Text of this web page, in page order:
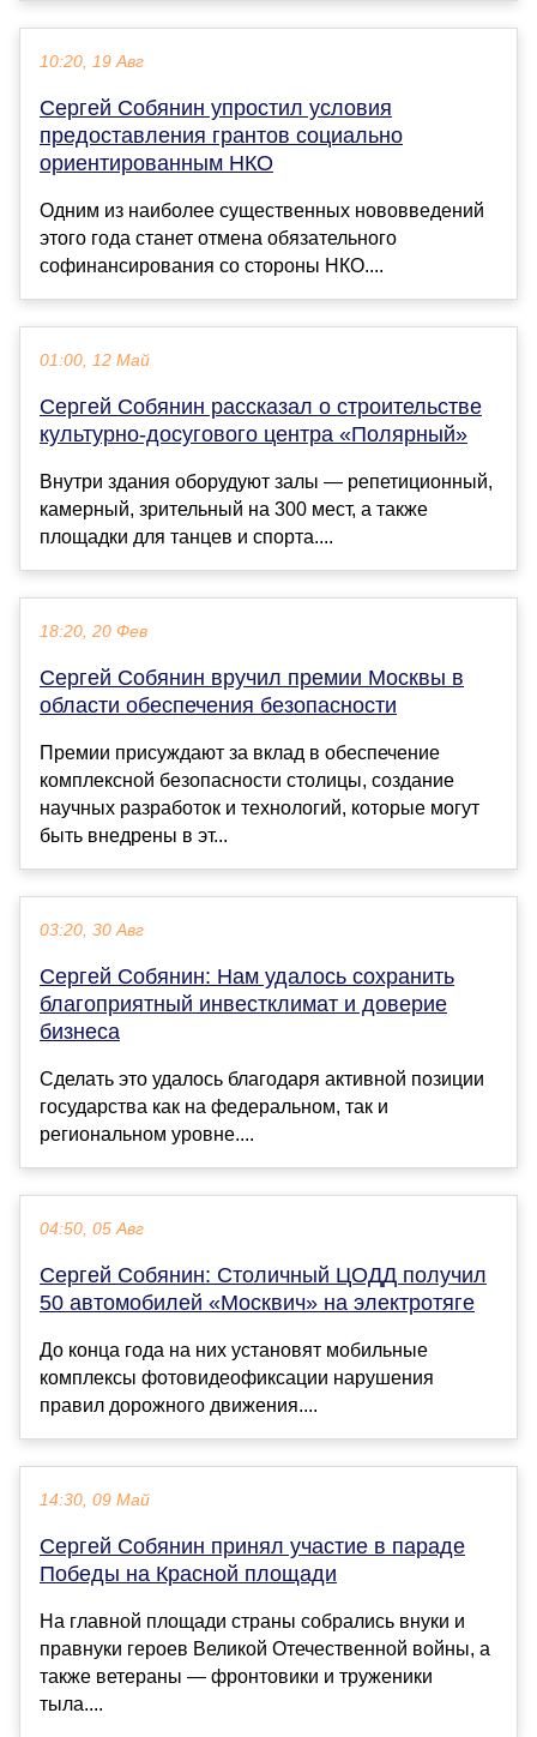
10:20, 19 Авг
Сергей Собянин упростил условия
предоставления грантов социально
ориентированным НКО
Одним из наиболее существенных нововведений
этого года станет отмена обязательного
софинансирования со стороны НКО....
01:00, 12 Май
Сергей Собянин рассказал о строительстве
культурно-досугового центра «Полярный»
Внутри здания оборудуют залы — репетиционный,
камерный, зрительный на 300 мест, а также
площадки для танцев и спорта....
18:20, 20 Фев
Сергей Собянин вручил премии Москвы в
области обеспечения безопасности
Премии присуждают за вклад в обеспечение
комплексной безопасности столицы, создание
научных разработок и технологий, которые могут
быть внедрены в эт...
03:20, 30 Авг
Сергей Собянин: Нам удалось сохранить
благоприятный инвестклимат и доверие
бизнеса
Сделать это удалось благодаря активной позиции
государства как на федеральном, так и
региональном уровне....
04:50, 05 Авг
Сергей Собянин: Столичный ЦОДД получил
50 автомобилей «Москвич» на электротяге
До конца года на них установят мобильные
комплексы фотовидеофиксации нарушения
правил дорожного движения....
14:30, 09 Май
Сергей Собянин принял участие в параде
Победы на Красной площади
На главной площади страны собрались внуки и
правнуки героев Великой Отечественной войны, а
также ветераны — фронтовики и труженики
тыла....